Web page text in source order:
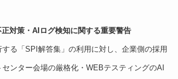
正対策・AIログ検知に関する重要警告
る「SPI解答集」の利用に対し、企業側の採用
ンター会場の厳格化・WEBテスティングのAI